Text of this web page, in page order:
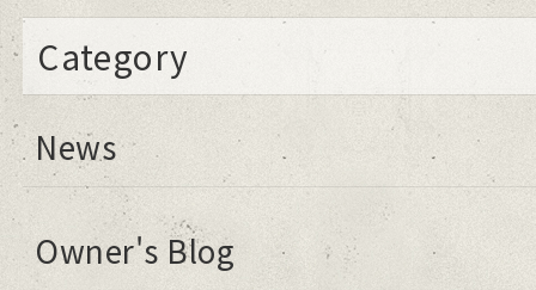
Category
News
Owner's Blog